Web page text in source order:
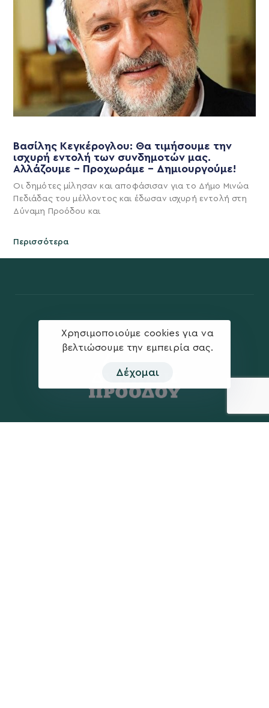
Βασίλης Κεγκέρογλου: Θα τιμήσουμε την
ισχυρή εντολή των συνδημοτών μας.
Αλλάζουμε – Προχωράμε – Δημιουργούμε!
Οι δημότες μίλησαν και αποφάσισαν για το Δήμο Μινώα
Πεδιάδας του μέλλοντος και έδωσαν ισχυρή εντολή στη
Δύναμη Προόδου και
Περισσότερα
Χρησιμοποιούμε cookies για να
βελτιώσουμε την εμπειρία σας.
Δέχομαι